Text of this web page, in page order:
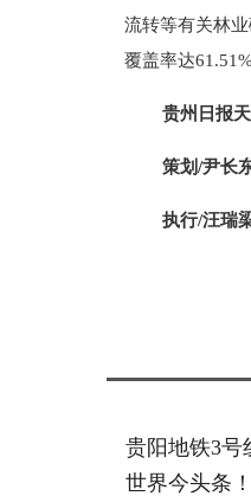
流转等有关林
覆盖率达
贵州日报
策划/尹长
执行/汪瑞
贵阳地铁3
世界今头条